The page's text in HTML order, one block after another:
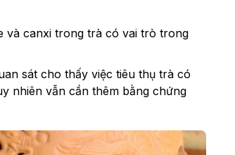
và canxi trong trà có vai trò trong
sát cho thấy việc tiêu thụ trà có
nhiên vẫn cần thêm bằng chứng